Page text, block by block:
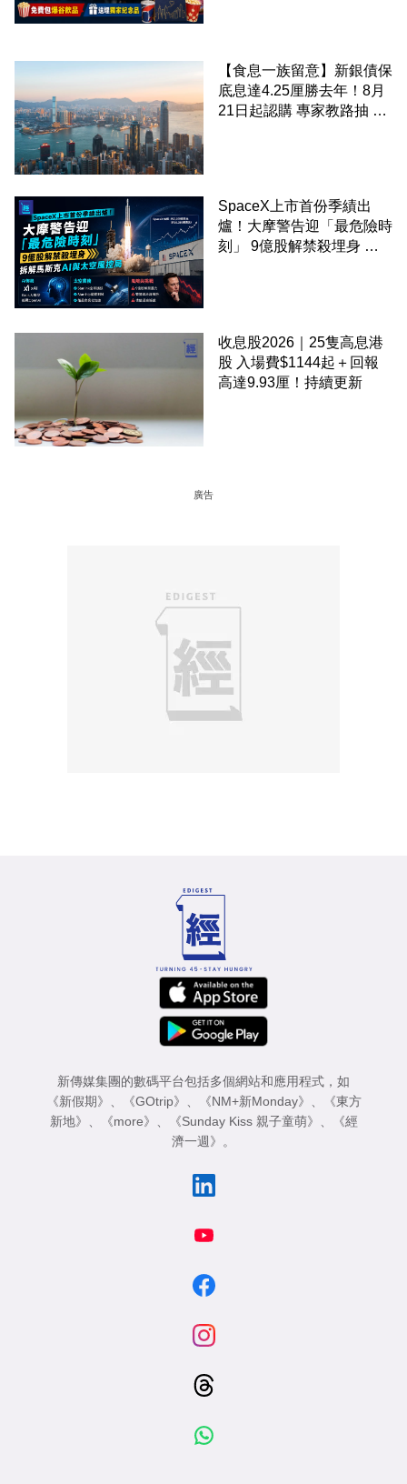
【食息一族留意】新銀債保
底息達4.25厘勝去年！8月
21日起認購 專家教路抽 20
SpaceX上市首份季績出
爐！大摩警告迎「最危險時
刻」 9億股解禁殺埋身 拆
收息股2026｜25隻高息港
股 入場費$1144起＋回報
高達9.93厘！持續更新
廣告
新傳媒集團的數碼平台包括多個網站和應用程式，如
《新假期》
《GOtrip》 《NM+新Monday》
《東方
新地》
《more》 《Sunday Kiss 親子童萌》
《經
濟一週》
。